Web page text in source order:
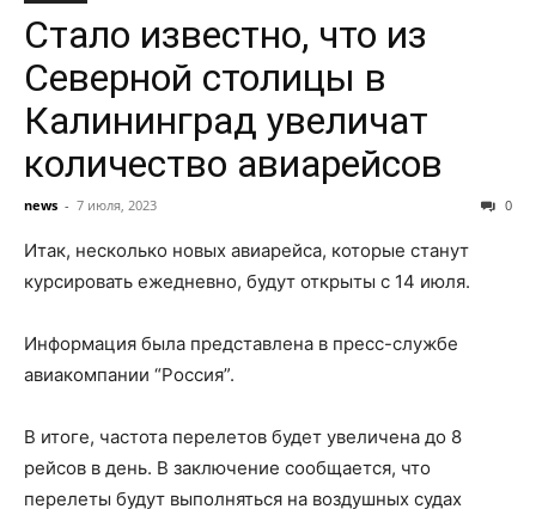
Стало известно, что из
Северной столицы в
Калининград увеличат
количество авиарейсов
news - 7 июля, 2023 0
Итак, несколько новых авиарейса, которые станут
курсировать ежедневно, будут открыты с 14 июля.
Информация была представлена в пресс-службе
авиакомпании “Россия”.
В итоге, частота перелетов будет увеличена до 8
рейсов в день. В заключение сообщается, что
перелеты будут выполняться на воздушных судах